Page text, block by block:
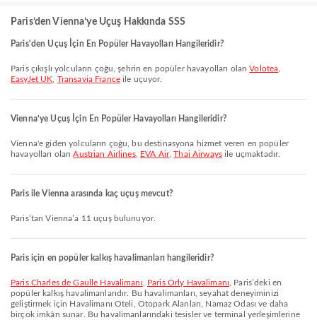
Paris’den Vienna’ye Uçuş Hakkında SSS
Paris'den Uçuş İçin En Popüler Havayolları Hangileridir?
Paris çıkışlı yolcuların çoğu, şehrin en popüler havayolları olanVolotea
EasyJet UK Transavia Franceile uçuyor.
Vienna’ye Uçuş İçin En Popüler Havayolları Hangileridir?
Vienna'e giden yolcuların çoğu, bu destinasyona hizmet veren en popüler
havayolları olanAustrian Airlines, EVA Air,Thai Airways ile uçmaktadır.
Paris ile Vienna arasında kaç uçuş mevcut?
Paris’tan Vienna’a 11 uçuş bulunuyor.
Paris için en popüler kalkış havalimanları hangileridir?
Paris Charles de Gaulle Havalimanı Paris Orly Havalimanı , Paris’deki en
popüler kalkış havalimanlarıdır. Bu havalimanları, seyahat deneyiminizi
geliştirmek için Havalimanı Oteli, Otopark Alanları, Namaz Odası ve daha
birçok imkân sunar. Bu havalimanlarındaki tesisler ve terminal yerleşimlerine